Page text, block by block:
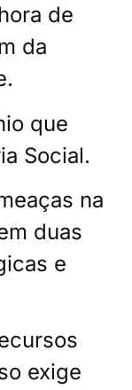
de
da
que
Social.
na
duas
e
exige